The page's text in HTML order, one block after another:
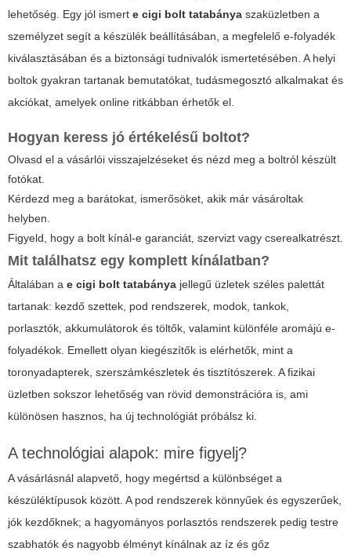
lehetőség. Egy jól ismert e cigi bolt tatabánya szaküzletben a
személyzet segít a készülék beállításában, a megfelelő e-folyadék
kiválasztásában és a biztonsági tudnivalók ismertetésében. A helyi
boltok gyakran tartanak bemutatókat, tudásmegosztó alkalmakat és
akciókat, amelyek online ritkábban érhetők el.
Hogyan keress jó értékelésű boltot?
Olvasd el a vásárlói visszajelzéseket és nézd meg a boltról készült
fotókat.
Kérdezd meg a barátokat, ismerősöket, akik már vásároltak
helyben.
Figyeld, hogy a bolt kínál-e garanciát, szervizt vagy cserealkatrészt.
Mit találhatsz egy komplett kínálatban?
Általában a e cigi bolt tatabánya jellegű üzletek széles palettát
tartanak: kezdő szettek, pod rendszerek, modok, tankok,
porlasztók, akkumulátorok és töltők, valamint különféle aromájú e-
folyadékok. Emellett olyan kiegészítők is elérhetők, mint a
toronyadapterek, szerszámkészletek és tisztítószerek. A fizikai
üzletben sokszor lehetőség van rövid demonstrációra is, ami
különösen hasznos, ha új technológiát próbálsz ki.
A technológiai alapok: mire figyelj?
A vásárlásnál alapvető, hogy megértsd a különbséget a
készüléktípusok között. A pod rendszerek könnyűek és egyszerűek,
jók kezdőknek; a hagyományos porlasztós rendszerek pedig testre
szabhatók és nagyobb élményt kínálnak az íz és gőz